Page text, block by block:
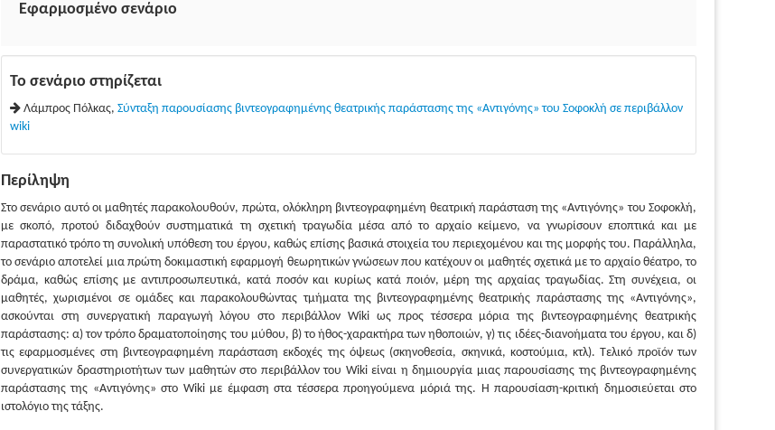
Εφαρμοσμένο σενάριο
Το σενάριο στηρίζεται
Λάμπρος Πόλκας, Σύνταξη παρουσίασης βιντεογραφημένης θεατρικής παράστασης της «Αντιγόνης» του Σοφοκλή σε περιβάλλον
wiki
Περίληψη
Στο σενάριο αυτό οι μαθητές παρακολουθούν, πρώτα, ολόκληρη βιντεογραφημένη θεατρική παράσταση της «Αντιγόνης» του Σοφοκλή,
με σκοπό, προτού διδαχθούν συστηματικά τη σχετική τραγωδία μέσα από το αρχαίο κείμενο, να γνωρίσουν εποπτικά και με
παραστατικό τρόπο τη συνολική υπόθεση του έργου, καθώς επίσης βασικά στοιχεία του περιεχομένου και της μορφής του. Παράλληλα,
το σενάριο αποτελεί μια πρώτη δοκιμαστική εφαρμογή θεωρητικών γνώσεων που κατέχουν οι μαθητές σχετικά με το αρχαίο θέατρο, το
δράμα, καθώς επίσης με αντιπροσωπευτικά, κατά ποσόν και κυρίως κατά ποιόν, μέρη της αρχαίας τραγωδίας. Στη συνέχεια, οι
μαθητές, χωρισμένοι σε ομάδες και παρακολουθώντας τμήματα της βιντεογραφημένης θεατρικής παράστασης της «Αντιγόνης»,
ασκούνται στη συνεργατική παραγωγή λόγου στο περιβάλλον Wiki ως προς τέσσερα μόρια της βιντεογραφημένης θεατρικής
παράστασης: α) τον τρόπο δραματοποίησης του μύθου, β) το ήθος-χαρακτήρα των ηθοποιών, γ) τις ιδέες-διανοήματα του έργου, και δ)
τις εφαρμοσμένες στη βιντεογραφημένη παράσταση εκδοχές της όψεως (σκηνοθεσία, σκηνικά, κοστούμια, κτλ). Τελικό προϊόν των
συνεργατικών δραστηριοτήτων των μαθητών στο περιβάλλον του Wiki είναι η δημιουργία μιας παρουσίασης της βιντεογραφημένης
παράστασης της «Αντιγόνης» στο Wiki με έμφαση στα τέσσερα προηγούμενα μόριά της. Η παρουσίαση-κριτική δημοσιεύεται στο
ιστολόγιο της τάξης.